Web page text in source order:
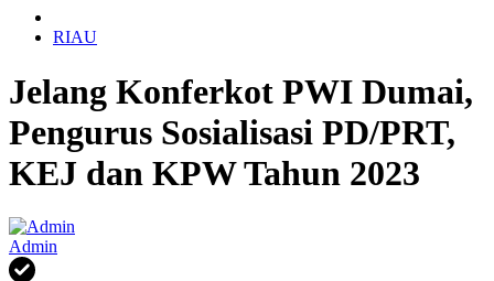
RIAU
Jelang Konferkot PWI Dumai,
Pengurus Sosialisasi PD/PRT,
KEJ dan KPW Tahun 2023
Admin